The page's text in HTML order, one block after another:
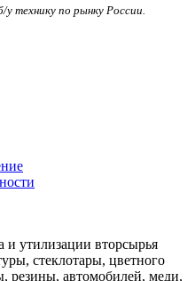
у технику по рынку России.
и утилизации вторсырья
стеклотары, цветного
резины, автомобилей, меди,